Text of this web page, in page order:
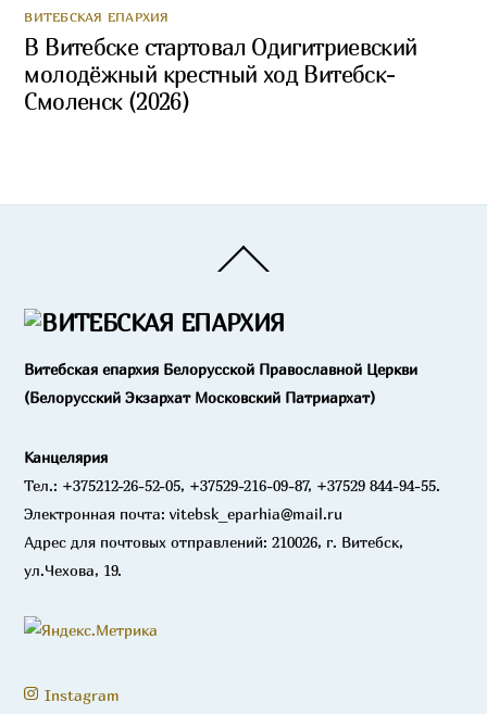
ВИТЕБСКАЯ ЕПАРХИЯ
В Витебске стартовал Одигитриевский
молодёжный крестный ход Витебск-
Смоленск (2026)
To
Витебская епархия Белорусской Православной Церкви
(Белорусский Экзархат Московский Патриархат)
Канцелярия
Тел.: +375212-26-52-05, +37529-216-09-87, +37529 844-94-55.
Электронная почта: vitebsk_eparhia@mail.ru
Адрес для почтовых отправлений: 210026, г. Витебск,
ул.Чехова, 19.
Instagram